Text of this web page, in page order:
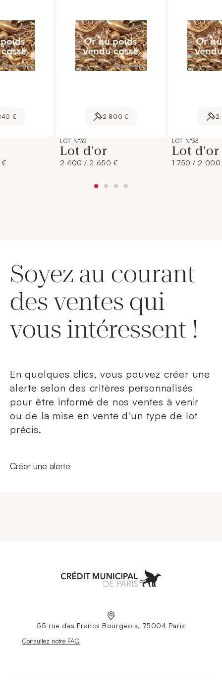
€ 2 800 €
LOT N°32
Lot d'or
2 400 / 2 650 €
2
LOT N°33
Lot d'or
1 750 / 2
Soyez au courant
des ventes qui
vous intéressent !
En quelques clics, vous pouvez créer une
alerte selon des critères personnalisés
pour être informé de nos ventes à venir
ou de la mise en vente d'un type de lot
précis.
Nouvelle fenêtre
Créer une alerte
55 rue des Francs Bourgeois, 75004 Paris
Nouvelle fenêtre
Consultez notre FAQ